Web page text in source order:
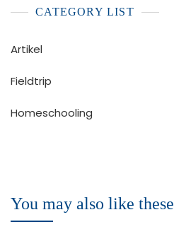
CATEGORY LIST
Artikel
Fieldtrip
Homeschooling
You may also like these